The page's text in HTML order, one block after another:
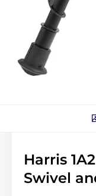
Harris
Swivel